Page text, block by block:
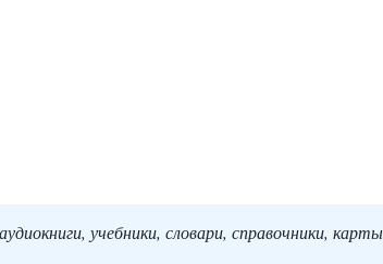
учебники, словари, справочники,